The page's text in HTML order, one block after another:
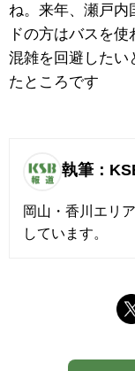
ね。来年、瀬戸内
ドの方はバスを
混雑を回避したい
たところです
執筆：
岡山・香川エリ
しています。